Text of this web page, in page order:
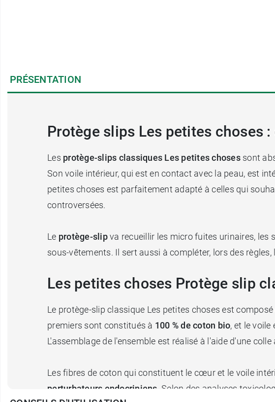
PRÉSENTATION
Protège slips Les petites choses
Les protège-slips classiques Les petites chosessont
Son voile intérieur, qui est en contact avec la peau, est
petites choses est parfaitement adapté à celles qui
controversées.
Le protège-slipva recueillir les micro fuites urinaires, les
sous-vêtements. Il sert aussi à compléter, lors des
Les petites choses Protège slip
Le protège-slip classique Les petites choses est
premiers sont constitués à 100 % de coton bio, et le
L'assemblage de l'ensemble est réalisé à l'aide d'une colle
Les fibres de coton qui constituent le cœur et le voile
perturbateurs endocriniens . Selon des analyses